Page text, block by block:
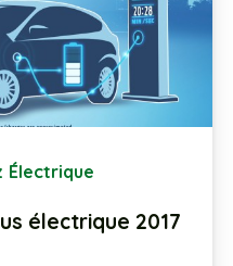
Électrique
électrique 2017